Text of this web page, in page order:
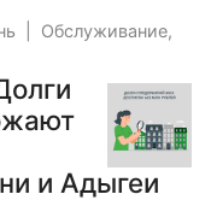
Обслуживание,
и Адыгеи